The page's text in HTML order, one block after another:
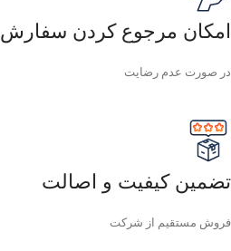
امکان مرجوع کردن سفارش
در صورت عدم رضایت
تضمین کیفیت و اصالت
فروش مستقیم از شرکت